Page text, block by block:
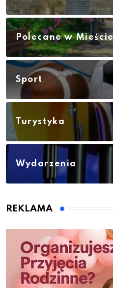
Polecane w Mieście
Sport
Turystyka
Wydarzenia
REKLAMA